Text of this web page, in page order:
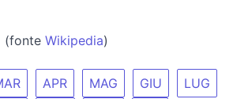
(fonte Wikipedia)
APR MAG GIU
LUG